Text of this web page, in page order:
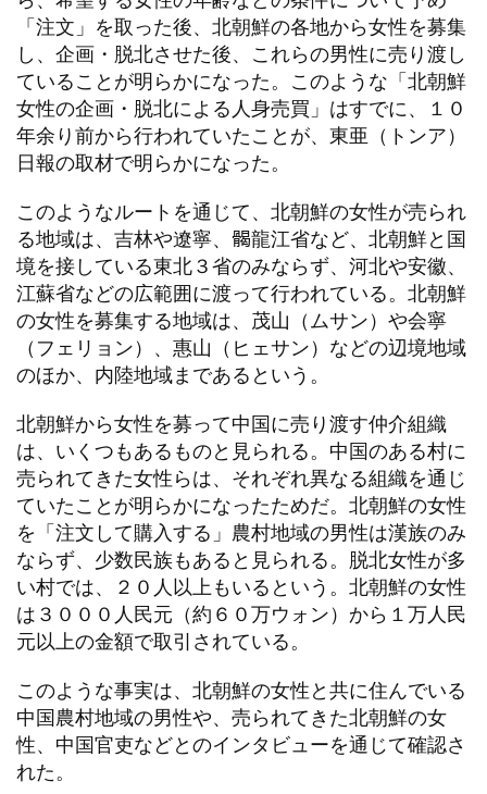
「注文」を取った後、北朝鮮の各地から女性を募集
し、企画・脱北させた後、これらの男性に売り渡し
ていることが明らかになった。このような「北朝鮮
女性の企画・脱北による人身売買」はすでに、１０
年余り前から行われていたことが、東亜（トンア）
日報の取材で明らかになった。
このようなルートを通じて、北朝鮮の女性が売られ
る地域は、吉林や遼寧、𩩲龍江省など、北朝鮮と国
境を接している東北３省のみならず、河北や安徽、
江蘇省などの広範囲に渡って行われている。北朝鮮
の女性を募集する地域は、茂山（ムサン）や会寧
（フェリョン）、惠山（ヒェサン）などの辺境地域
のほか、内陸地域まであるという。
北朝鮮から女性を募って中国に売り渡す仲介組織
は、いくつもあるものと見られる。中国のある村に
売られてきた女性らは、それぞれ異なる組織を通じ
ていたことが明らかになったためだ。北朝鮮の女性
を「注文して購入する」農村地域の男性は漢族のみ
ならず、少数民族もあると見られる。脱北女性が多
い村では、２０人以上もいるという。北朝鮮の女性
は３０００人民元（約６０万ウォン）から１万人民
元以上の金額で取引されている。
このような事実は、北朝鮮の女性と共に住んでいる
中国農村地域の男性や、売られてきた北朝鮮の女
性、中国官吏などとのインタビューを通じて確認さ
れた。